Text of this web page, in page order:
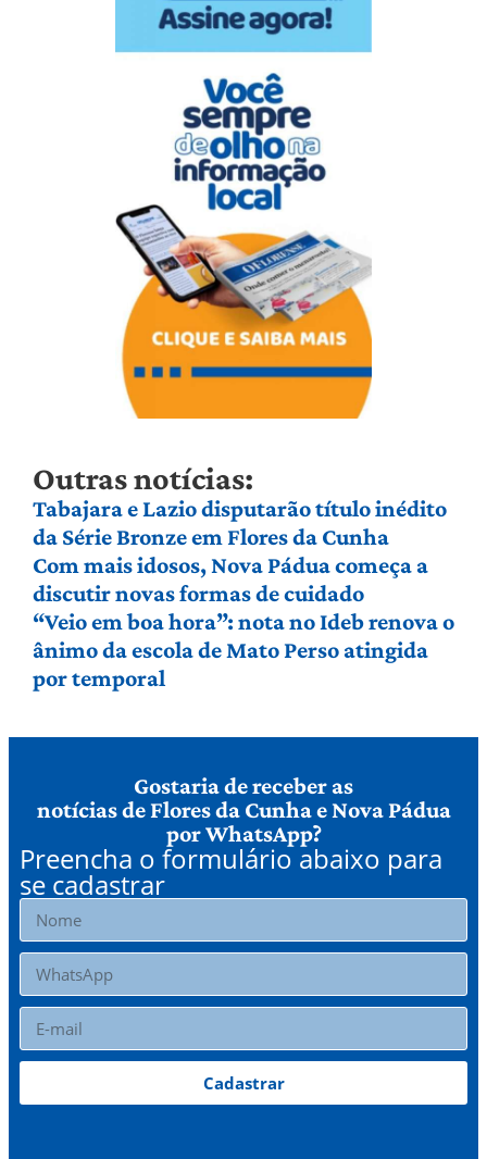
Outras notícias:
Tabajara e Lazio disputarão título inédito
da Série Bronze em Flores da Cunha
Com mais idosos, Nova Pádua começa a
discutir novas formas de cuidado
“Veio em boa hora”: nota no Ideb renova o
ânimo da escola de Mato Perso atingida
por temporal
Gostaria de receber as
notícias de Flores da Cunha e Nova Pádua
por WhatsApp?
Preencha o formulário abaixo para
se cadastrar
Cadastrar